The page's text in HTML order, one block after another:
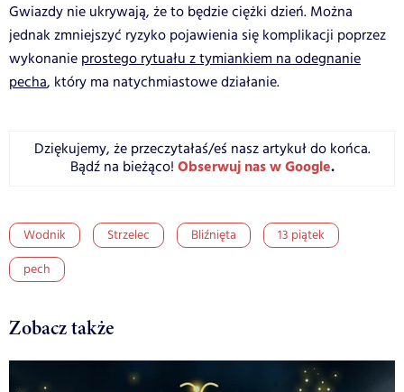
Gwiazdy nie ukrywają, że to będzie ciężki dzień. Można
jednak zmniejszyć ryzyko pojawienia się komplikacji poprzez
wykonanie prostego rytuału z tymiankiem na odegnanie
pecha, który ma natychmiastowe działanie.
Dziękujemy, że przeczytałaś/eś nasz artykuł do końca.
Bądź na bieżąco! Obserwuj nas w Google.
Wodnik Strzelec Bliźnięta
13 piątek
pech
Zobacz także